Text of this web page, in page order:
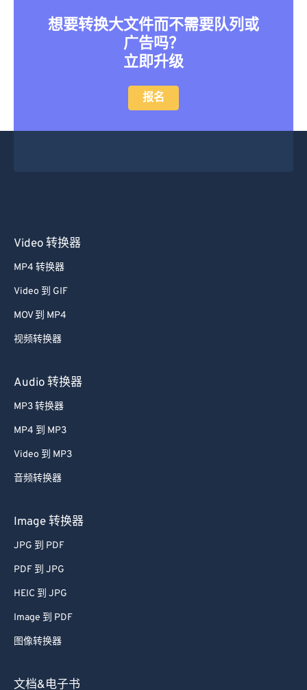
想要转换大文件而不需要队列或
广告吗？
立即升级
报名
Video 转换器
MP4 转换器
Video 到 GIF
MOV 到 MP4
视频转换器
Audio 转换器
MP3 转换器
MP4 到 MP3
Video 到 MP3
音频转换器
Image 转换器
JPG 到 PDF
PDF 到 JPG
HEIC 到 JPG
Image 到 PDF
图像转换器
文档&电子书